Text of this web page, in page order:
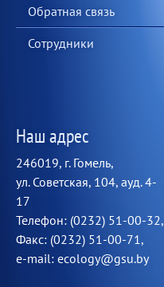
Обратная связь
Сотрудники
Наш адрес
246019, г. Гомель,
ул. Советская, 104, ауд. 4-
17
Телефон: (0232) 51-00-32,
Факс: (0232) 51-00-71,
e-mail: ecology@gsu.by